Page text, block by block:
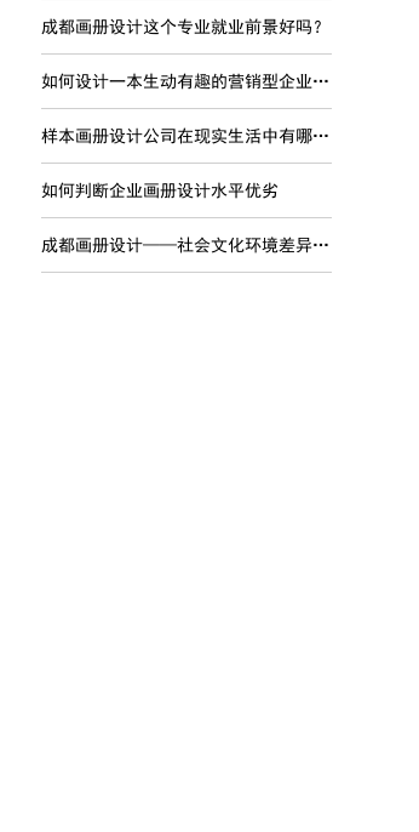
成都画册设计这个专业就业前景好吗？
如何设计一本生动有趣的营销型企业宣传画册
样本画册设计公司在现实生活中有哪些现实意义？
如何判断企业画册设计水平优劣
成都画册设计——社会文化环境差异对品牌国际化的影响